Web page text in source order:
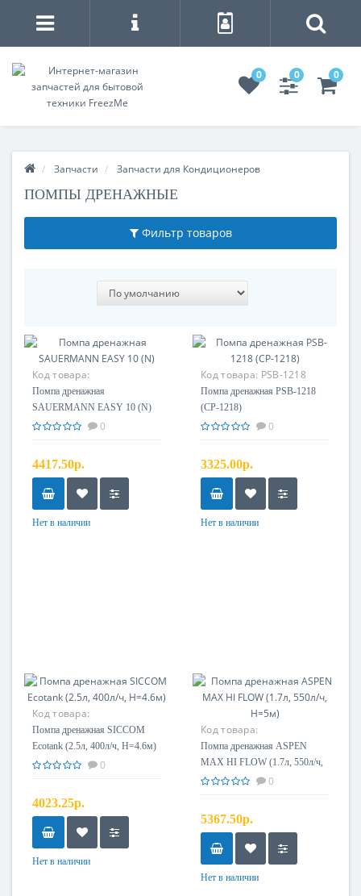
0 0 0
Запчасти Запчасти для Кондиционеров
ПОМПЫ ДРЕНАЖНЫЕ
Фильтр товаров
Код товара:
Помпа дренажная
SAUERMANN EASY 10 (N)
0
4417.50р.
Нет в наличии
Код товара: PSB-1218
Помпа дренажная PSB-1218
(CP-1218)
0
3325.00р.
Нет в наличии
Код товара:
Помпа дренажная SICCOM
Ecotank (2.5л, 400л/ч, H=4.6м)
0
4023.25р.
Нет в наличии
Код товара:
Помпа дренажная ASPEN
MAX HI FLOW (1.7л, 550л/ч,
H=5м)
0
5367.50р.
Нет в наличии